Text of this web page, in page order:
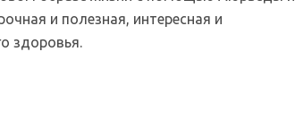
и полезная, интересная и
здоровья.